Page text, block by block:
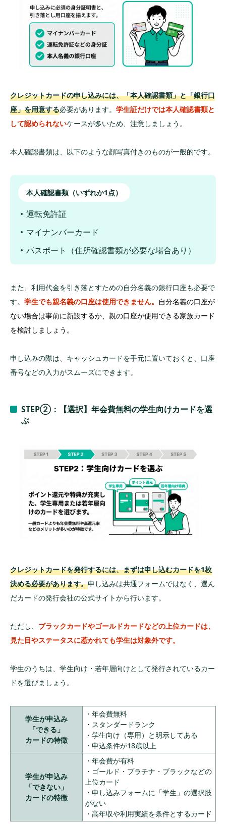
学生が知っておくべきクレジットカードの安
全な使い方
ルール1：支払いは手数料無料の「一括払い」の
み利用する
ルール3：カード番号や暗証番号を他人に教えな
い
質問（Q＆A）
の1枚を作ろう
クレジットカードの申し込みには、「本人確認書類」と「銀行口
座」を用意する必要があります。 学生証だけでは本人確認書類と
して認められないケースが多いため、注意しましょう。
本人確認書類は、以下のような顔写真付きのものが一般的です。
本人確認書類（いずれか1点）
運転免許証
マイナンバーカード
パスポート（住所確認書類が必要な場合あり）
また、利用代金を引き落とすための自分名義の銀行口座も必要で
す。 学生でも親名義の口座は使用できません。 自分名義の口座が
ない場合は事前に新設するか、親の口座が使用できる家族カード
を検討しましょう。
申し込みの際は、キャッシュカードを手元に置いておくと、口座
番号などの入力がスムーズにできます。
STEP②：【選択】年会費無料の学生向けカードを選
ぶ
クレジットカードを発行するには、まずは申し込むカードを1枚
決める必要があります。申し込みは共通フォームではなく、選ん
だカードの発行会社の公式サイトから行います。
ただし、 ブラックカードやゴールドカードなどの上位カードは、
見た目やステータスに惹かれても学生は対象外です。
学生のうちは、学生向け・若年層向けとして発行されているカー
ドを選びましょう。
学生が申込み
「できる」
カードの特徴
・年会費無料
・スタンダードランク
・学生向け（専用）と明示してある
・申込条件が18歳以上
学生が申込み
「できない」
カードの特徴
・年会費が有料
・ゴールド・プラチナ・ブラックなどの
上位カード
・申し込みフォームに「学生」の選択肢
がない
・高年収や利用実績を条件とするカード